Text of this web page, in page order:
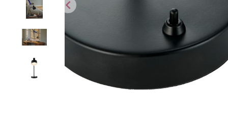
chevron_left